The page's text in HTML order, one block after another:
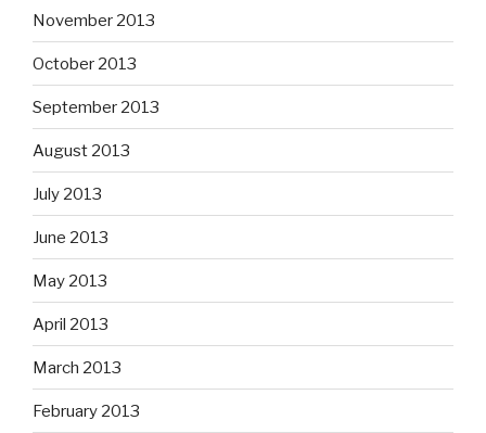
November 2013
October 2013
September 2013
August 2013
July 2013
June 2013
May 2013
April 2013
March 2013
February 2013